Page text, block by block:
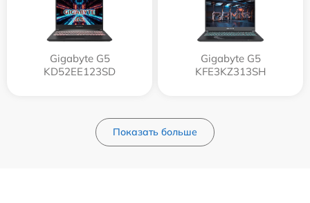
Gigabyte G5
KD52EE123SD
Gigabyte G5
KFE3KZ313SH
Показать больше